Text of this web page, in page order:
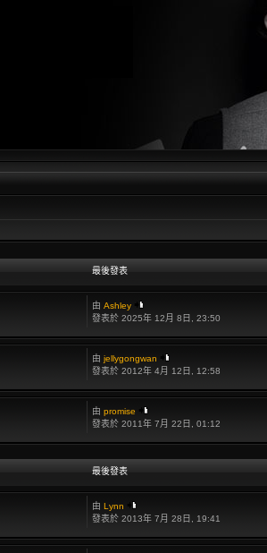
最後發表
由 Ashley
發表於 2025年 12月 8日, 23:50
由 jellygongwan
發表於 2012年 4月 12日, 12:58
由 promise
發表於 2011年 7月 22日, 01:12
最後發表
由 Lynn
發表於 2013年 7月 28日, 19:41